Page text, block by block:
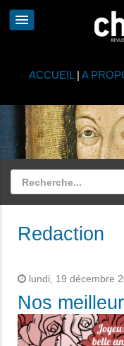
ACCUEIL | A
Redaction
lundi, 19 décembre
Nos